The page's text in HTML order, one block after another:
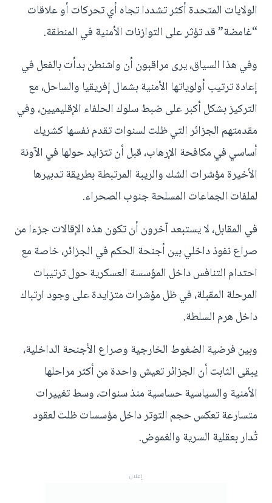
الولايات المتحدة أكثر تشددا تجاه أي تحركات أو علاقات
“غامضة” قد تؤثر على التوازنات الأمنية في المنطقة.
وفي هذا السياق، يرى مراقبون أن واشنطن بدأت بالفعل في
إعادة ترتيب أولوياتها الأمنية بشمال إفريقيا والساحل، مع
التركيز بشكل أكبر على ضبط سلوك الحلفاء الإقليميين، وفي
مقدمتهم الجزائر التي ظلت لسنوات تقدم نفسها كشريك
أساسي في مكافحة الإرهاب، قبل أن تتزايد حولها في الآونة
الأخيرة مؤشرات الشك والريبة المرتبطة بطريقة تدبيرها
لملفات الجماعات المسلحة جنوب الصحراء.
في المقابل، لا يستبعد آخرون أن تكون هذه الإقالات جزءا من
صراع نفوذ داخلي بين أجنحة الحكم في الجزائر، خاصة مع
احتدام التنافس داخل المؤسسة العسكرية حول ترتيبات
المرحلة المقبلة، في ظل مؤشرات متزايدة على وجود ارتباك
داخل هرم السلطة.
وبين فرضية الضغوط الخارجية وصراع الأجنحة الداخلية،
يبقى الثابت أن الجزائر تعيش واحدة من أكثر مراحلها
الأمنية والسياسية حساسية منذ سنوات، وسط تغييرات
متسارعة تعكس حجم التوتر داخل مؤسسات ظلت لعقود
تُدار بعقلية السرية والغموض.
إعلان